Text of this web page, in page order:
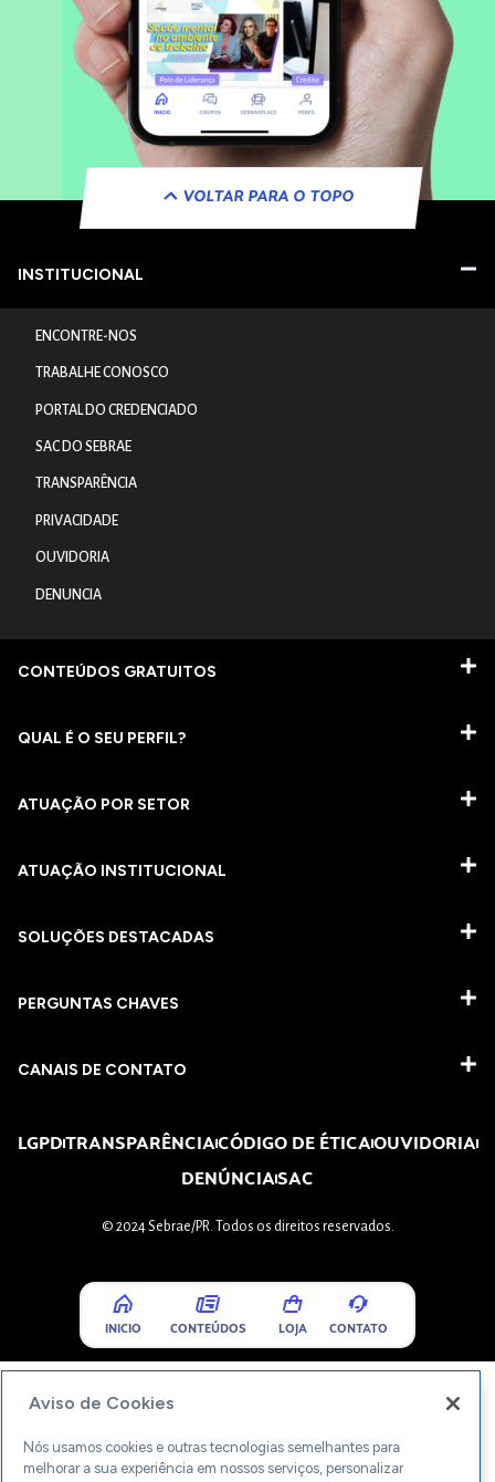
VOLTAR PARA O TOPO
INSTITUCIONAL
ENCONTRE-NOS
TRABALHE CONOSCO
PORTAL DO CREDENCIADO
SAC DO SEBRAE
TRANSPARÊNCIA
PRIVACIDADE
OUVIDORIA
DENUNCIA
CONTEÚDOS GRATUITOS
QUAL É O SEU PERFIL?
ATUAÇÃO POR SETOR
ATUAÇÃO INSTITUCIONAL
SOLUÇÕES DESTACADAS
PERGUNTAS CHAVES​
CANAIS DE CONTATO
LGPDTRANSPARÊNCIACÓDIGO DE ÉTICAOUVIDORIA
DENÚNCIASAC
© 2024 Sebrae/PR. Todos os direitos reservados.
INICIO CONTEÚDOS LOJA CONTATO
Aviso de Cookies
Nós usamos cookies e outras tecnologias semelhantes para
melhorar a sua experiência em nossos serviços, personalizar